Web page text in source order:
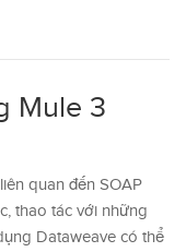
Mule 3
quan đến SOAP
thao tác với những
Dataweave có thể